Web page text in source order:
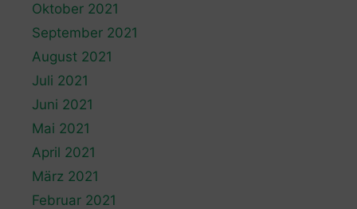
Oktober 2021
September 2021
August 2021
Juli 2021
Juni 2021
Mai 2021
April 2021
März 2021
Februar 2021